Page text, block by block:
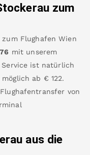
zum
zum Flughafen Wien
76 mit unserem
Service ist natürlich
ab € 122.
von
aus die